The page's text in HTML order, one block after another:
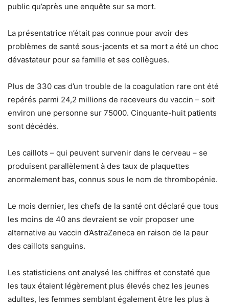
public qu’après une enquête sur sa mort.
La présentatrice n’était pas connue pour avoir des
problèmes de santé sous-jacents et sa mort a été un choc
dévastateur pour sa famille et ses collègues.
Plus de 330 cas d’un trouble de la coagulation rare ont été
repérés parmi 24,2 millions de receveurs du vaccin – soit
environ une personne sur 75000. Cinquante-huit patients
sont décédés.
Les caillots – qui peuvent survenir dans le cerveau – se
produisent parallèlement à des taux de plaquettes
anormalement bas, connus sous le nom de thrombopénie.
Le mois dernier, les chefs de la santé ont déclaré que tous
les moins de 40 ans devraient se voir proposer une
alternative au vaccin d’AstraZeneca en raison de la peur
des caillots sanguins.
Les statisticiens ont analysé les chiffres et constaté que
les taux étaient légèrement plus élevés chez les jeunes
adultes, les femmes semblant également être les plus à